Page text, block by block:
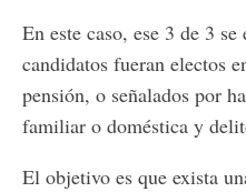
En este caso, ese 3 de 3
candidatos fueran electos
pensión, o señalados por
familiar o doméstica y
El objetivo es que exista